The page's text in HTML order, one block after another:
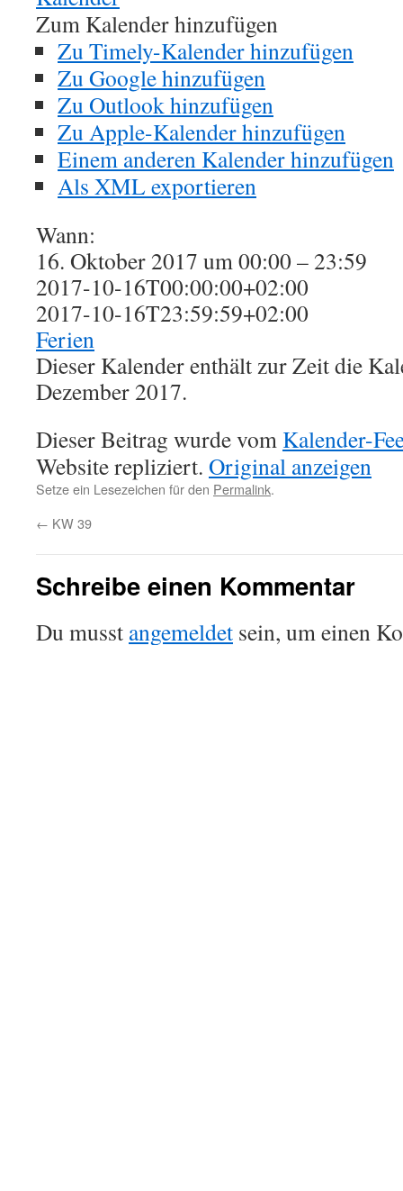
Zum Kalender hinzufügen
Zu Timely-Kalender hinzufügen
Zu Google hinzufügen
Zu Outlook hinzufügen
Zu Apple-Kalender hinzufügen
Einem anderen Kalender hinzufügen
Als XML exportieren
Wann:
16. Oktober 2017 um 00:00 – 23:59
2017-10-16T00:00:00+02:00
2017-10-16T23:59:59+02:00
Ferien
Dieser Kalender enthält zur Zeit die
Dezember 2017.
Dieser Beitrag wurde vom Kalender-
Website repliziert. Original anzeigen
Setze ein Lesezeichen für den Permalink.
← KW 39
Schreibe einen Kommentar
Du musst angemeldet sein, um einen